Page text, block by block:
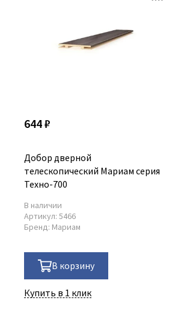
644 ₽
Добор дверной
телескопический Мариам серия
Техно-700
В наличии
Артикул: 5466
Бренд: Мариам
В корзину
Купить в 1 клик